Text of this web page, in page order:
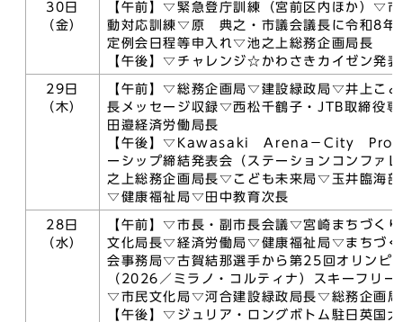
30日
（金）
【午前】▽緊急登庁訓練（宮前区内ほか）▽
動対応訓練▽原 典之・市議会議長に令和8年
定例会日程等申入れ▽池之上総務企画局長
【午後】▽チャレンジ☆かわさきカイゼン発
29日
（木）
【午前】▽総務企画局▽建設緑政局▽井上こ
長メッセージ収録▽西松千鶴子・JTB取締役
田邉経済労働局長
【午後】▽Kawasaki Arena－City
ーシップ締結発表会（ステーションコンファ
之上総務企画局長▽こども未来局▽玉井臨海部
▽健康福祉局▽田中教育次長
28日
（水）
【午前】▽市長・副市長会議▽宮崎まちづく
文化局長▽経済労働局▽健康福祉局▽まちづ
会事務局▽古賀結那選手から第25回オリンピ
（2026／ミラノ・コルティナ）スキーフリー
▽市民文化局▽河合建設緑政局長▽総務企画
【午後】▽ジュリア・ロングボトム駐日英国